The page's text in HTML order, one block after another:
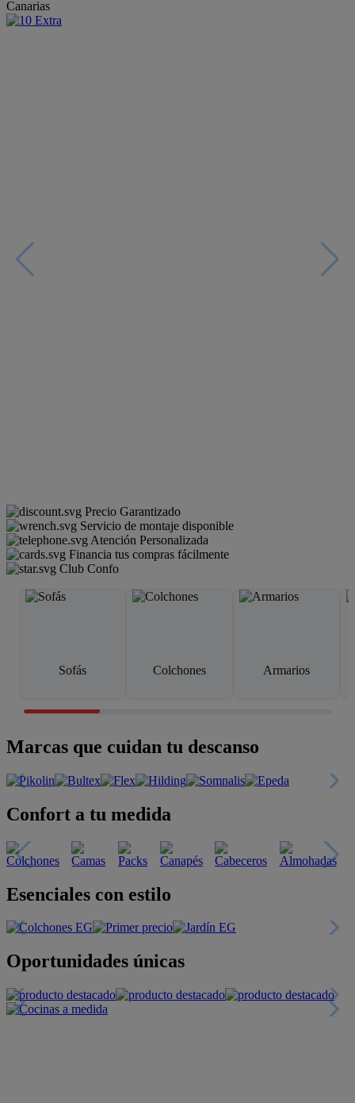
Canarias
Precio Garantizado
Servicio de montaje disponible
Atención Personalizada
Financia tus compras fácilmente
Club Confo
Sofás Colchones Armarios
Marcas que cuidan tu descanso
Confort a tu medida
Esenciales con estilo
Oportunidades únicas